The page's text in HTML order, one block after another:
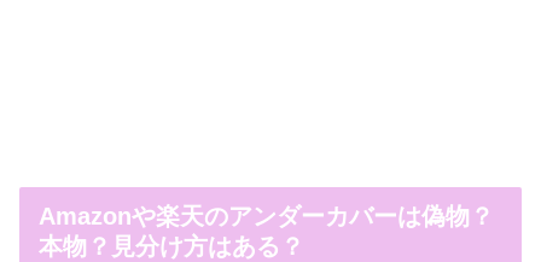
Amazonや楽天のアンダーカバーは偽物？
本物？見分け方はある？